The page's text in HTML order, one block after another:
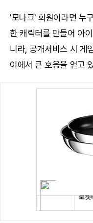
'모나크' 회원이라면 누
한 캐릭터를 만들어 아
니라, 공개서비스 시 게
이에서 큰 호응을 얻고